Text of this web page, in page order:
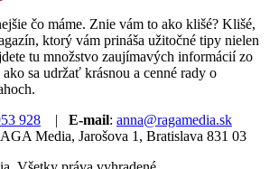
čo máme. Znie vám to ako klišé? Klišé,
ktorý vám prináša užitočné tipy nielen
tu množstvo zaujímavých informácií zo
sa udržať krásnou a cenné rady o
928 | E-mail: anna@ragamedia.sk
Media, Jarošova 1, Bratislava 831 03